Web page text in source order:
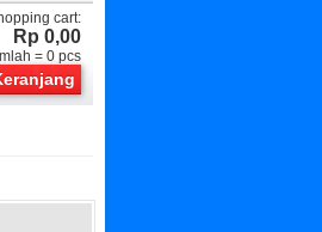
cart:
Rp 0,00
= 0 pcs